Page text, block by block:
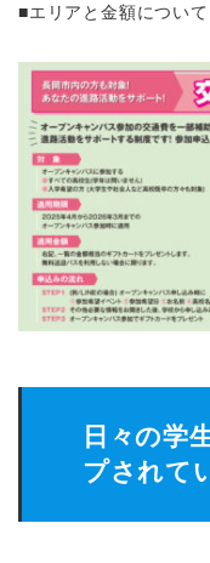
■エリアと金額について
日々の学
プされて